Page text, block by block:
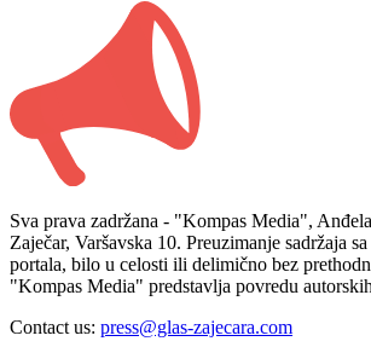
Sva prava zadržana - "Kompas Media",
Zaječar, Varšavska 10. Preuzimanje sadržaja
portala, bilo u celosti ili delimično bez
"Kompas Media" predstavlja povredu
Contact us: press@glas-zajecara.com